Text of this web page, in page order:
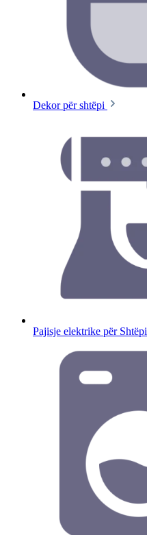
Dekor për shtëpi
Pajisje elektrike për Shtëpi